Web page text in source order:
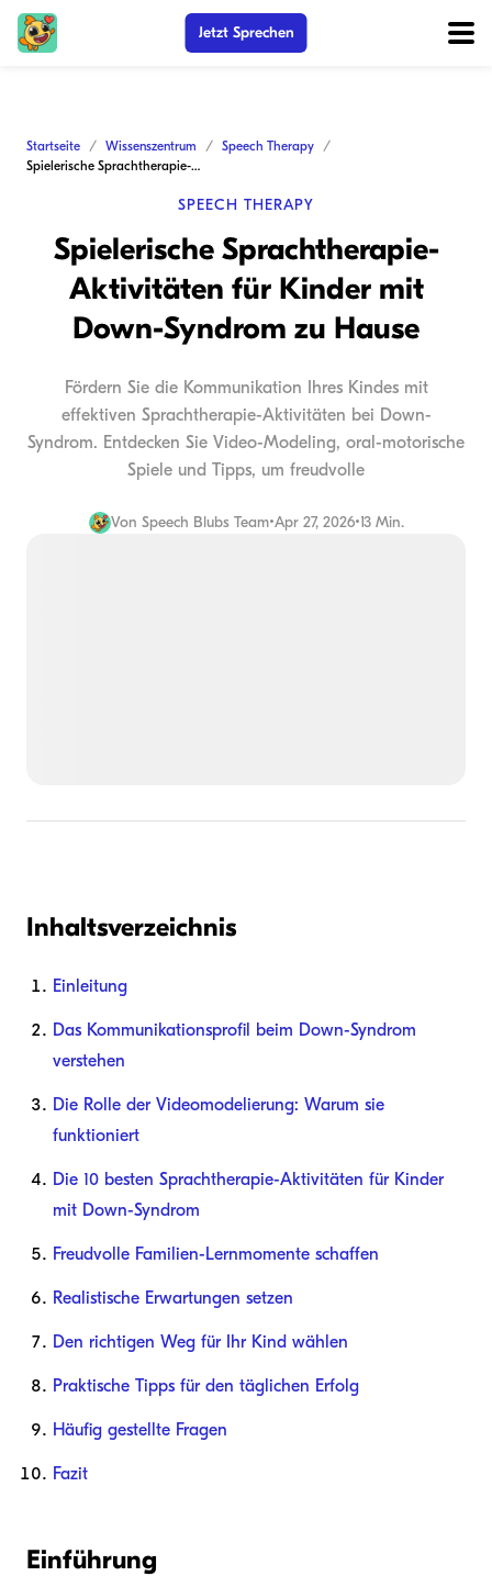
Jetzt Sprechen
Startseite Wissenszentrum
Speech Therapy
Spielerische Sprachtherapie-Aktivitäten für Kinder mit Down-Syndrom zu Hause
SPEECH THERAPY
Spielerische Sprachtherapie-
Aktivitäten für Kinder mit
Down-Syndrom zu Hause
Fördern Sie die Kommunikation Ihres Kindes mit
effektiven Sprachtherapie-Aktivitäten bei Down-
Syndrom. Entdecken Sie Video-Modeling, oral-motorische
Spiele und Tipps, um freudvolle
Von Speech Blubs Team•Apr 27, 2026•13 Min.
Inhaltsverzeichnis
Einleitung
Das Kommunikationsprofil beim Down-Syndrom
verstehen
Die Rolle der Videomodelierung: Warum sie
funktioniert
Die 10 besten Sprachtherapie-Aktivitäten für Kinder
mit Down-Syndrom
Freudvolle Familien-Lernmomente schaffen
Realistische Erwartungen setzen
Den richtigen Weg für Ihr Kind wählen
Praktische Tipps für den täglichen Erfolg
Häufig gestellte Fragen
Fazit
Einführung